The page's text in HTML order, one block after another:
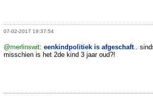
07-02-2017 19:37:54
@merlinswit: eenkindpolitiek is afgeschaft..
misschien is het 2de kind 3 jaar oud?!